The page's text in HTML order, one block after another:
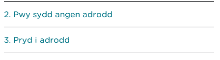
Pwy sydd angen adrodd
Pryd i adrodd